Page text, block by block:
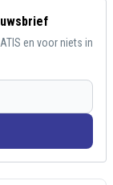
en voor niets in